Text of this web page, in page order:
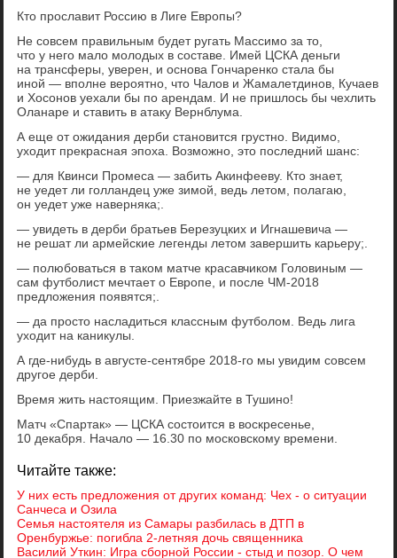
Кто прославит Россию в Лиге Европы?
Не совсем правильным будет ругать Массимо за то,
что у него мало молодых в составе. Имей ЦСКА деньги
на трансферы, уверен, и основа Гончаренко стала бы
иной — вполне вероятно, что Чалов и Жамалетдинов, Кучаев
и Хосонов уехали бы по арендам. И не пришлось бы чехлить
Оланаре и ставить в атаку Вернблума.
А еще от ожидания дерби становится грустно. Видимо,
уходит прекрасная эпоха. Возможно, это последний шанс:
— для Квинси Промеса — забить Акинфееву. Кто знает,
не уедет ли голландец уже зимой, ведь летом, полагаю,
он уедет уже наверняка;.
— увидеть в дерби братьев Березуцких и Игнашевича —
не решат ли армейские легенды летом завершить карьеру;.
— полюбоваться в таком матче красавчиком Головиным —
сам футболист мечтает о Европе, и после ЧМ-2018
предложения появятся;.
— да просто насладиться классным футболом. Ведь лига
уходит на каникулы.
А где-нибудь в августе-сентябре 2018-го мы увидим совсем
другое дерби.
Время жить настоящим. Приезжайте в Тушино!
Матч «Спартак» — ЦСКА состоится в воскресенье,
10 декабря. Начало — 16.30 по московскому времени.
Читайте также:
У них есть предложения от других команд: Чех - о ситуации
Санчеса и Озила
Семья настоятеля из Самары разбилась в ДТП в
Оренбуржье: погибла 2-летняя дочь священника
Василий Уткин: Игра сборной России - стыд и позор. О чем